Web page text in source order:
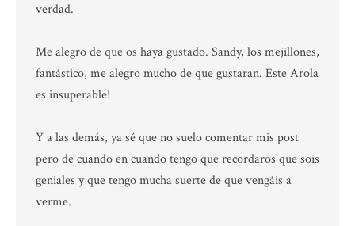
verdad.
Me alegro de que os haya gustado. Sandy, los mejillones,
fantástico, me alegro mucho de que gustaran. Este Arola
es insuperable!
Y a las demás, ya sé que no suelo comentar mis post
pero de cuando en cuando tengo que recordaros que sois
geniales y que tengo mucha suerte de que vengáis a
verme.